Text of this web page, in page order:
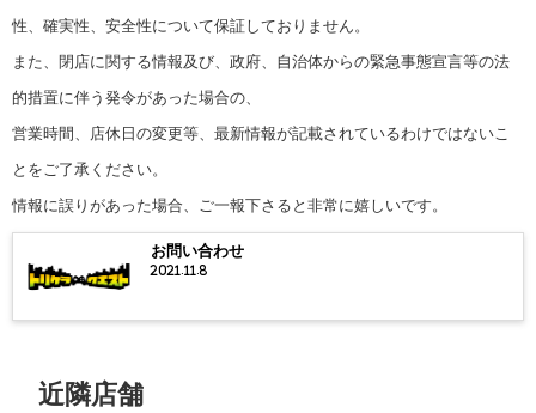
性、確実性、安全性について保証しておりません。
また、閉店に関する情報及び、政府、自治体からの緊急事態宣言等の法
的措置に伴う発令があった場合の、
営業時間、店休日の変更等、最新情報が記載されているわけではないこ
とをご了承ください。
情報に誤りがあった場合、ご一報下さると非常に嬉しいです。
お問い合わせ
2021.11.8
近隣店舗